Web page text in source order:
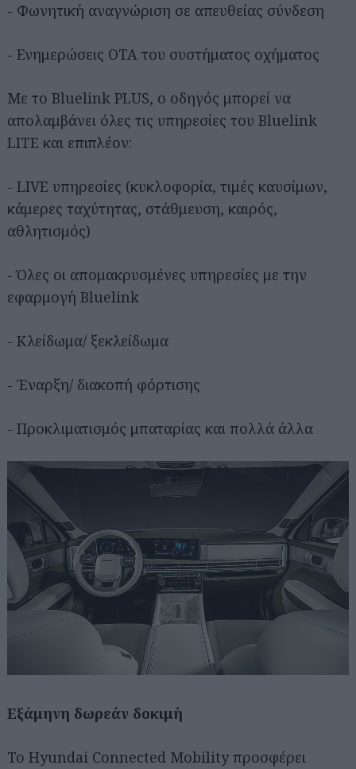
- Φωνητική αναγνώριση σε απευθείας σύνδεση
- Ενημερώσεις OTA του συστήματος οχήματος
Με το Bluelink PLUS, ο οδηγός μπορεί να
απολαμβάνει όλες τις υπηρεσίες του Bluelink
LITE και επιπλέον:
- LIVE υπηρεσίες (κυκλοφορία, τιμές καυσίμων,
κάμερες ταχύτητας, στάθμευση, καιρός,
αθλητισμός)
- Όλες οι απομακρυσμένες υπηρεσίες με την
εφαρμογή Bluelink
- Κλείδωμα/ ξεκλείδωμα
- Έναρξη/ διακοπή φόρτισης
- Προκλιματισμός μπαταρίας και πολλά άλλα
Εξάμηνη δωρεάν δοκιμή
Το Hyundai Connected Mobility προσφέρει